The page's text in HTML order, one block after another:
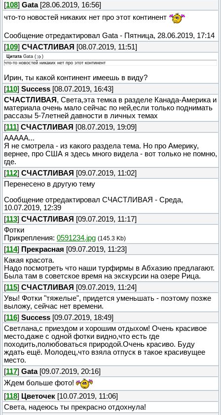
[108] Gata[28.06.2019, 16:56]
что-то новостей никаких нет про этот континент
Сообщение отредактировал Gata - Пятница, 28.06.2019, 17:14
[109] СЧАСТЛИВАЯ [08.07.2019, 11:51]
Цитата Gata (
)
что-то новостей никаких нет про этот континент
Ирин, ты какой континент имеешь в виду?
[110] Success [08.07.2019, 16:43]
СЧАСТЛИВАЯ , Cвета,эта темка в разделе Канада-Америка и
материала очень мало сейчас по ней,если только поднимать
рассазы 5-7летней давности в личных темах
[111] СЧАСТЛИВАЯ [08.07.2019, 19:09]
ААААА...
Я не смотрела - из какого раздела тема. Но про Америку,
вернее, про США я здесь много видела - вот только не помню,
где.
[112] СЧАСТЛИВАЯ [09.07.2019, 11:02]
Перенесено в другую тему
Сообщение отредактировал СЧАСТЛИВАЯ - Среда,
10.07.2019, 12:39
[113] СЧАСТЛИВАЯ [09.07.2019, 11:17]
Фотки
Прикрепления: 0591234.jpg (145.3 Kb)
[114] Прекрасная [09.07.2019, 11:23]
Какая красота.
Надо посмотреть что наши турфирмы в Абхазию предлагают.
Была там в советское время на экскурсии на озере Рица.
[115] СЧАСТЛИВАЯ [09.07.2019, 11:24]
Увы! Фотки "тяжелые", придется уменьшать - поэтому позже
выложу, сейчас нет времени.
[116] Success [09.07.2019, 18:49]
Светлана,с приездом и хорошим отдыхом! Очень красивое
место,даже с одной фотки видно,что есть где
походить,полюбоваться природой.Очень красиво. Буду
ждать ещё. Молодец,что взяла отпуск в такое красивущее
место.
[117] Gata[09.07.2019, 20:16]
Ждем больше фото!
[118] Цветочек [10.07.2019, 11:06]
Света, надеюсь ты прекрасно отдохнула!